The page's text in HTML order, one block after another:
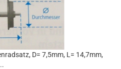
D= 7,5mm, L= 14,7mm,